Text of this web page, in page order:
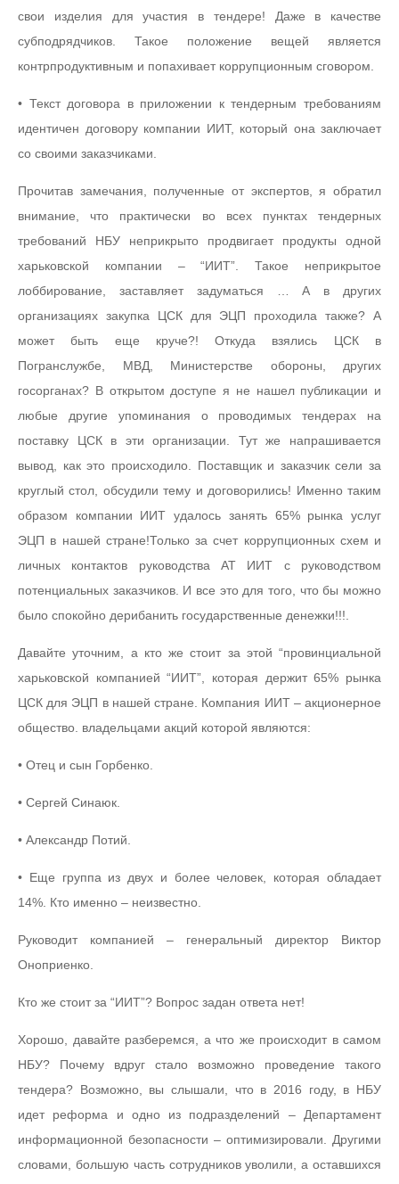
свои изделия для участия в тендере! Даже в качестве
субподрядчиков. Такое положение вещей является
контрпродуктивным и попахивает коррупционным сговором.
• Текст договора в приложении к тендерным требованиям
идентичен договору компании ИИТ, который она заключает
со своими заказчиками.
Прочитав замечания, полученные от экспертов, я обратил
внимание, что практически во всех пунктах тендерных
требований НБУ неприкрыто продвигает продукты одной
харьковской компании – “ИИТ”. Такое неприкрытое
лоббирование, заставляет задуматься … А в других
организациях закупка ЦСК для ЭЦП проходила также? А
может быть еще круче?! Откуда взялись ЦСК в
Погранслужбе, МВД, Министерстве обороны, других
госорганах? В открытом доступе я не нашел публикации и
любые другие упоминания о проводимых тендерах на
поставку ЦСК в эти организации. Тут же напрашивается
вывод, как это происходило. Поставщик и заказчик сели за
круглый стол, обсудили тему и договорились! Именно таким
образом компании ИИТ удалось занять 65% рынка услуг
ЭЦП в нашей стране!Только за счет коррупционных схем и
личных контактов руководства АТ ИИТ с руководством
потенциальных заказчиков. И все это для того, что бы можно
было спокойно дерибанить государственные денежки!!!.
Давайте уточним, а кто же стоит за этой “провинциальной
харьковской компанией “ИИТ”, которая держит 65% рынка
ЦСК для ЭЦП в нашей стране. Компания ИИТ – акционерное
общество. владельцами акций которой являются:
• Отец и сын Горбенко.
• Сергей Синаюк.
• Александр Потий.
• Еще группа из двух и более человек, которая обладает
14%. Кто именно – неизвестно.
Руководит компанией – генеральный директор Виктор
Оноприенко.
Кто же стоит за “ИИТ”? Вопрос задан ответа нет!
Хорошо, давайте разберемся, а что же происходит в самом
НБУ? Почему вдруг стало возможно проведение такого
тендера? Возможно, вы слышали, что в 2016 году, в НБУ
идет реформа и одно из подразделений – Департамент
информационной безопасности – оптимизировали. Другими
словами, большую часть сотрудников уволили, а оставшихся